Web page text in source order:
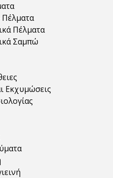
Πέλματα
Πέλματα
Σαμπώ
Εκχυμώσεις